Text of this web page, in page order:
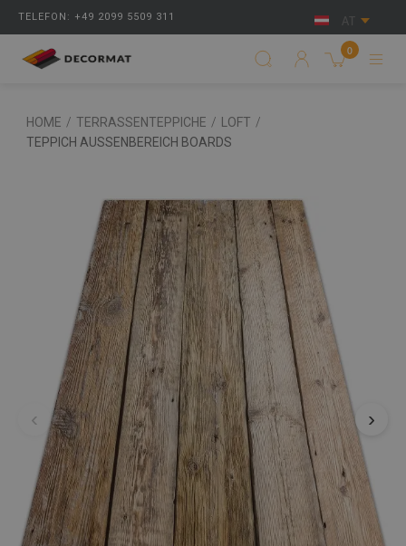
TELEFON: +49 2099 5509 311 AT
0
HOME / TERRASSENTEPPICHE / LOFT /
TEPPICH AUSSENBEREICH BOARDS
‹ ›